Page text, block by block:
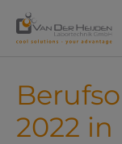
2022